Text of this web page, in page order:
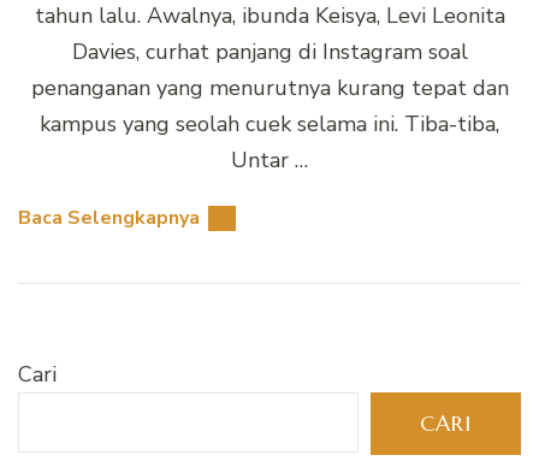
tahun lalu. Awalnya, ibunda Keisya, Levi Leonita
Davies, curhat panjang di Instagram soal
penanganan yang menurutnya kurang tepat dan
kampus yang seolah cuek selama ini. Tiba-tiba,
Untar …
Baca Selengkapnya
Cari
CARI